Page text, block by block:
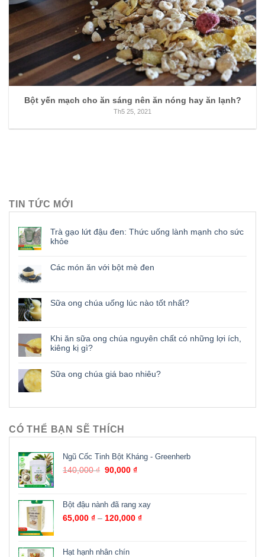
Bột yến mạch cho ăn sáng nên ăn nóng hay ăn lạnh?
Th5 25, 2021
TIN TỨC MỚI
Trà gạo lứt đậu đen: Thức uống lành mạnh cho sức
khỏe
Các món ăn với bột mè đen
Sữa ong chúa uống lúc nào tốt nhất?
Khi ăn sữa ong chúa nguyên chất có những lợi ích,
kiêng kị gì?
Sữa ong chúa giá bao nhiêu?
CÓ THỂ BẠN SẼ THÍCH
Ngũ Cốc Tinh Bột Kháng - Greenherb
140,000₫ 90,000₫
Bột đậu nành đã rang xay
65,000 ₫ – 120,000 ₫
Hạt hạnh nhân chín